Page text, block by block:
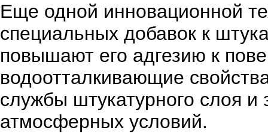
Еще одной инновационной
специальных добавок к
повышают его адгезию к
водоотталкивающие
службы штукатурного слоя и
атмосферных условий.